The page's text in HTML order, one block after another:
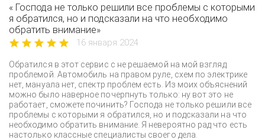
« Господа не только решили все проблемы с которыми
я обратился, но и подсказали на что необходимо
обратить внимание»
16 января 2024
Обратился в этот сервис с не решаемой на мой взгляд
проблемой. Автомобиль на правом руле, схем по электрике
нет, мануала нет, спектр проблем есть. Из моих объяснений
можно было наверное почерпнуть только: ну вот это не
работает, сможете починить? Господа не только решили все
проблемы с которыми я обратился, но и подсказали на что
необходимо обратить внимание. Я невероятно рад что есть
настолько классные специалисты своего дела.